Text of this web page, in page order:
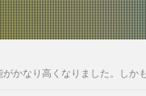
かなり高くなりました。し